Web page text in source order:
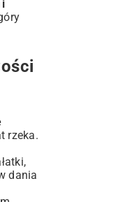
i
rzeka.
dania